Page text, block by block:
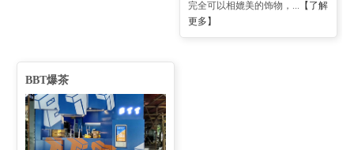
完全可以相媲美的饰物，... 【了解
更多】
BBT爆茶